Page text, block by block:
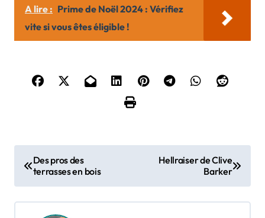
A lire : Prime de Noël 2024 : Vérifiez
vite si vous êtes éligible !
N
a
v
Des pros des
terrasses en bois
Hellraiser de Clive
Barker